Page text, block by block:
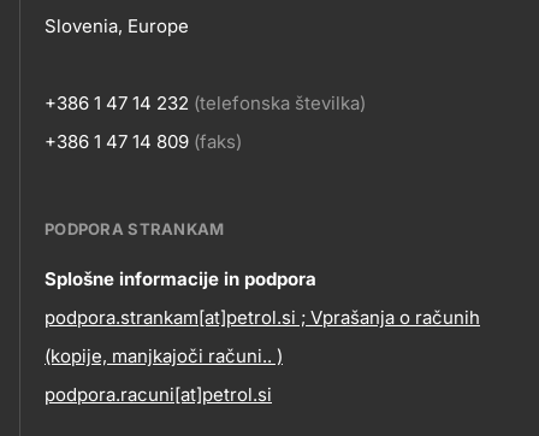
Slovenia, Europe
+386 1 47 14 232 (telefonska številka)
+386 1 47 14 809 (faks)
Contact
information
PODPORA STRANKAM
Splošne informacije in podpora
podpora.strankam[at]petrol.si ; Vprašanja o računih
(kopije, manjkajoči računi.. )
podpora.racuni[at]petrol.si